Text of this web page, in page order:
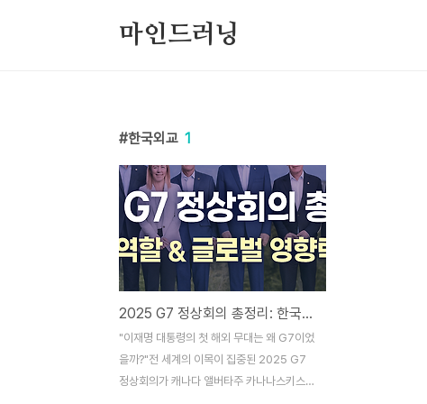
마인드러닝
한국외교 1
2025 G7 정상회의 총정리: 한국의 역할과 세계 질서 변화
"이재명 대통령의 첫 해외 무대는 왜 G7이었
을까?"전 세계의 이목이 집중된 2025 G7
정상회의가 캐나다 앨버타주 카나나스키스에